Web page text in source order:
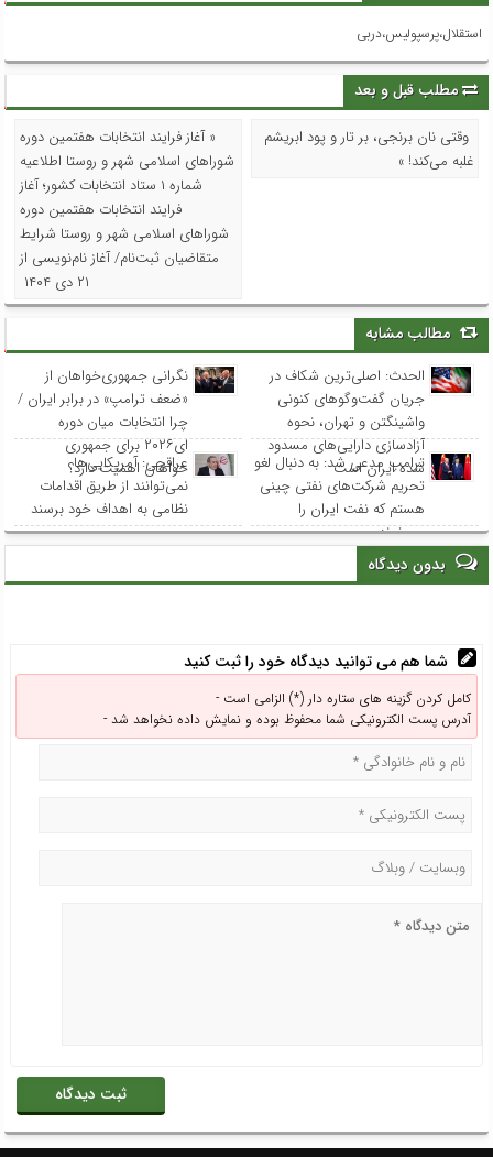
استقلال،پرسپولیس،دربی
مطلب قبل و بعد
وقتی نان برنجی، بر تار و پود ابریشم
غلبه می‌کند! »
« آغاز فرایند انتخابات هفتمین دوره
شوراهای اسلامی شهر و روستا اطلاعیه
شماره ۱ ستاد انتخابات کشور؛ آغاز
فرایند انتخابات هفتمین دوره
شوراهای اسلامی شهر و روستا شرایط
متقاضیان ثبت‌نام/ آغاز نام‌نویسی از
۲۱ دی ۱۴۰۴
مطالب مشابه
الحدث: اصلی‌ترین شکاف در
جریان گفت‌وگوهای کنونی
واشینگتن و تهران، نحوه
آزادسازی دارایی‌های مسدود
شده ایران است
نگرانی جمهوری‌خواهان از
«ضعف ترامپ» در برابر ایران /
چرا انتخابات میان دوره
ای۲۰۲۶ برای جمهوری
خواهان اهمیت دارد؟
ترامپ مدعی شد: به دنبال لغو
تحریم‌ شرکت‌های نفتی چینی
هستم که نفت ایران را
می‌خرند
عراقچی: آمریکایی‌ها
نمی‌توانند از طریق اقدامات
نظامی به اهداف خود برسند
بدون دیدگاه
شما هم می توانید دیدگاه خود را ثبت کنید
کامل کردن گزینه های ستاره دار (*) الزامی است -
آدرس پست الکترونیکی شما محفوظ بوده و نمایش داده نخواهد شد -